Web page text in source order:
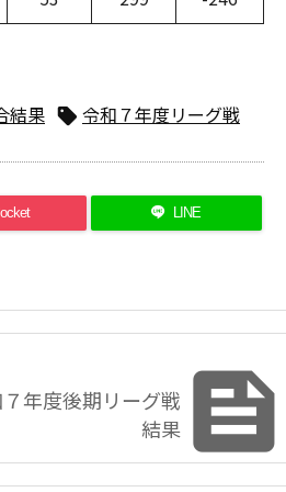
結果  令和７年度リーグ戦
LINE
年度後期リーグ戦
結果